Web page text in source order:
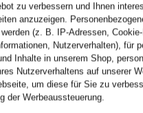
zu verbessern und Ihnen
anzuzeigen.
(z. B. IP-Adressen,
Nutzerverhalten), für
Inhalte in unserem Shop,
Nutzerverhaltens auf unserer
um diese für Sie zu
der Werbeaussteuerung.